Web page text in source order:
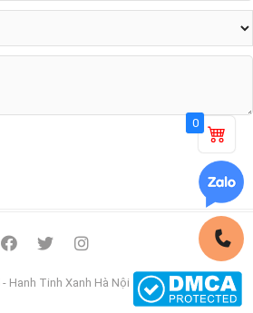
facebook
twitterinstagram
Hanh Tinh Xanh Hà Nội
0